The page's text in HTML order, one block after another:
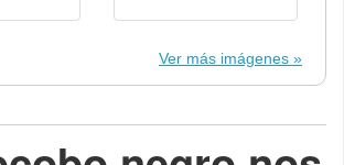
Ver más imágenes